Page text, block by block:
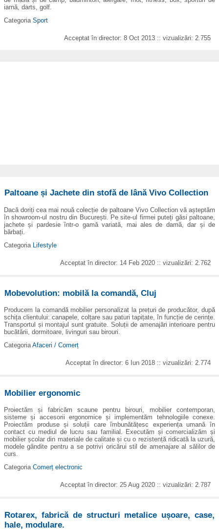
iarnă, darts, golf.
Categoria Sport
Acceptat în director: 8 Oct 2013 :: vizualizări: 2.755
Paltoane și Jachete din stofă de lână Vivo Collection
Dacă doriți cea mai nouă colecție de paltoane Vivo Collection vă așteptăm
în showroom-ul nostru din București. Pe site-ul firmei puteți găsi paltoane,
jachete și pardesie într-o gamă variată, mai ales de damă, dar și de
bărbați.
Categoria
Lifestyle
Acceptat în director: 14 Feb 2020 :: vizualizări: 2.762
Mobevolution: mobilă la comandă, Cluj
Producem la comandă mobilier personalizat la prețuri de producător, după
schița clientului: canapele, colțare sau paturi tapițate, în funcție de cerințe.
Transportul și montajul sunt gratuite. Soluții de amenajări interioare pentru
bucătării, dormitoare, livinguri sau birouri.
Categoria Afaceri / Comerț
Acceptat în director: 6 Iun 2018 :: vizualizări: 2.774
Mobilier ergonomic
Proiectăm și fabricăm scaune pentru birouri, mobilier contemporan,
sisteme și accesorii ergonomice și implementăm tehnologiile conexe.
Proiectăm produse și soluții care îmbunătățesc experiența umană în
contact cu mediul de lucru sau familial. Executăm și comercializăm și
mobilier școlar din materiale de calitate și cu o rezistență ridicată la uzură,
modele gândite pentru a se potrivi oricărui stil de amenajare al sălilor de
curs.
Categoria Comerț electronic
Acceptat în director: 25 Aug 2020 :: vizualizări: 2.787
Rotarex, fabrică de structuri metalice ușoare, case,
hale, modulare.